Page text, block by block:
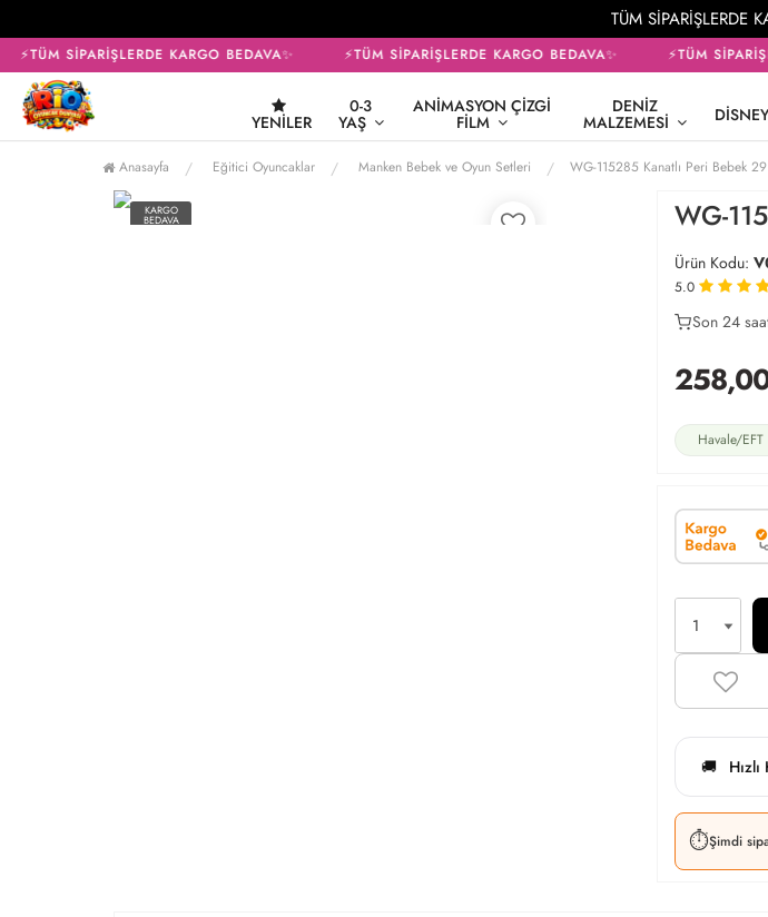
TÜM SİPARİŞLERDE
⚡TÜM SİPARİŞLERDE KARGO BEDAVA✨ ⚡TÜM SİPARİŞLERDE KARGO BEDAVA✨ ⚡TÜM
YENILER
0-3
YAŞ
ANIMASYON ÇIZGI
FILM
DENIZ
MALZEMESI DISNEY
Anasayfa Eğitici Oyuncaklar Manken Bebek ve Oyun Setleri WG-115285 Kanatlı Peri Bebek
KARGO
BEDAVA WG-
Ürün Kodu:
5.0
21
Son 24
Havale/
🚚
⏱️Şimdi